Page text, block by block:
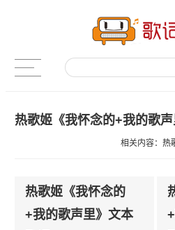
热歌姬《我怀念的+我的歌
相关内容： 热
热歌姬《我怀念的
+我的歌声里》文本